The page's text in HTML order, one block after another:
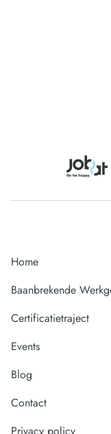
Home
Baanbrekende
Certificatietraject
Events
Blog
Contact